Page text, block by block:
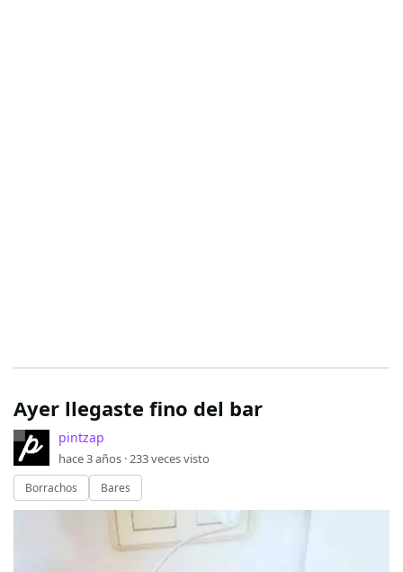
Ayer llegaste fino del bar
pintzap
hace 3 años ·233veces visto
Borrachos Bares